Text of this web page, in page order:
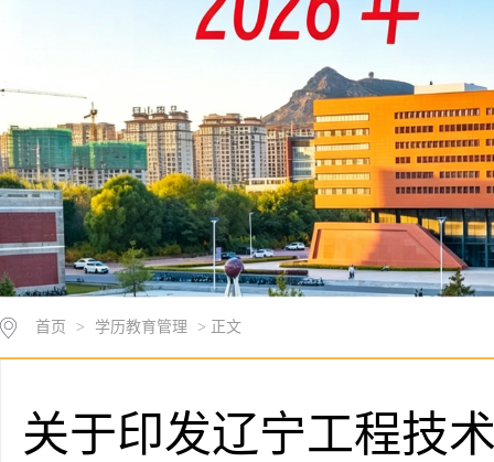
首页 > 学历教育管理 > 正文
关于印发辽宁工程技